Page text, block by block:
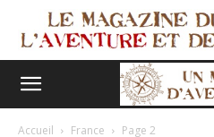
Accueil France Page 2